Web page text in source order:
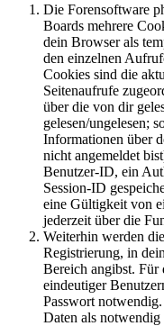
Die Forensoftware
Boards mehrere
dein Browser als
den einzelnen
Cookies sind die
Seitenaufrufe
über die von dir
gelesen/ungelesen;
Informationen über
nicht angemeldet
Benutzer-ID, ein
Session-ID
eine Gültigkeit von
jederzeit über die
Weiterhin werden
Registrierung, in
Bereich angibst. Für
eindeutiger
Passwort
Daten als